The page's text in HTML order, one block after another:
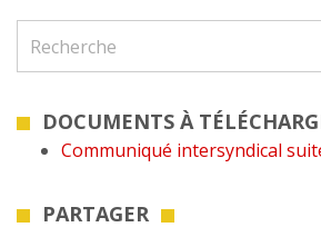
DOCUMENTS À
Communiqué intersyndical
PARTAGER